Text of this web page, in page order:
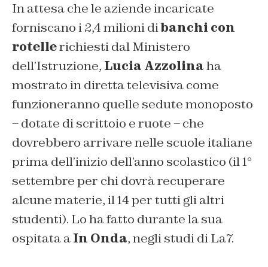
In attesa che le aziende incaricate
forniscano i 2,4 milioni dibanchi con
rotellerichiesti dal Ministero
dell’Istruzione, Lucia Azzolinaha
mostrato in diretta televisiva come
funzioneranno quelle sedute monoposto
– dotate di scrittoio e ruote – che
dovrebbero arrivare nelle scuole italiane
prima dell’inizio dell’anno scolastico (il 1°
settembre per chi dovrà recuperare
alcune materie, il 14 per tutti gli altri
studenti). Lo ha fatto durante la sua
ospitata aIn Onda, negli studi di La7.